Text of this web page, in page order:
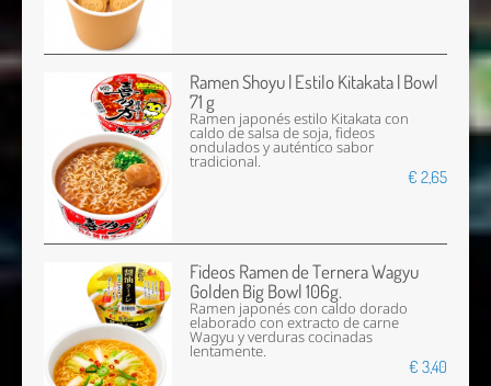
Ramen Shoyu | Estilo Kitakata | Bowl
71 g
Ramen japonés estilo Kitakata con
caldo de salsa de soja, fideos
ondulados y auténtico sabor
tradicional.
€ 2,65
Fideos Ramen de Ternera Wagyu
Golden Big Bowl 106g.
Ramen japonés con caldo dorado
elaborado con extracto de carne
Wagyu y verduras cocinadas
lentamente.
€ 3,40